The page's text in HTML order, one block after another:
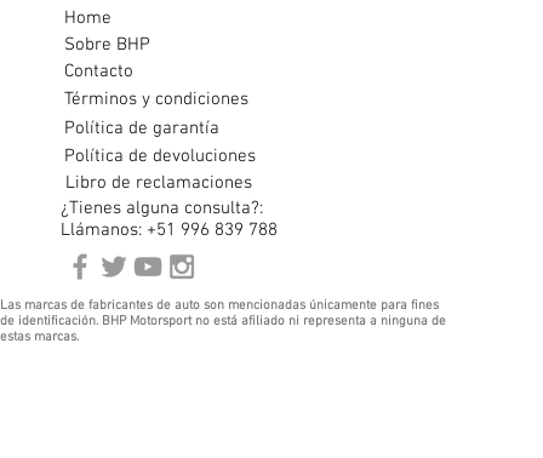
Home
Sobre BHP
Contacto
Términos y condiciones
Política de garantía
Política de devoluciones
Libro de reclamaciones
¿Tienes alguna consulta?:
Llámanos: +51 996 839 788
Las marcas de fabricantes de auto son mencionadas únicamente para fines
de identificación. BHP Motorsport no está afiliado ni representa a ninguna de
estas marcas.